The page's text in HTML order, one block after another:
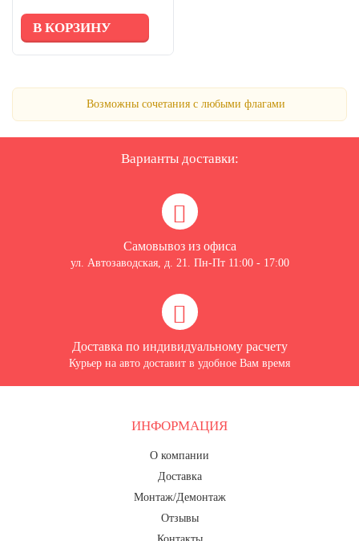
В КОРЗИНУ
Возможны сочетания с любыми флагами
Варианты доставки:
Самовывоз из офиса
ул. Автозаводская, д. 21. Пн-Пт 11:00 - 17:00
Доставка по индивидуальному расчету
Курьер на авто доставит в удобное Вам время
ИНФОРМАЦИЯ
О компании
Доставка
Монтаж/Демонтаж
Отзывы